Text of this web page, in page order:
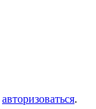
авторизоваться.